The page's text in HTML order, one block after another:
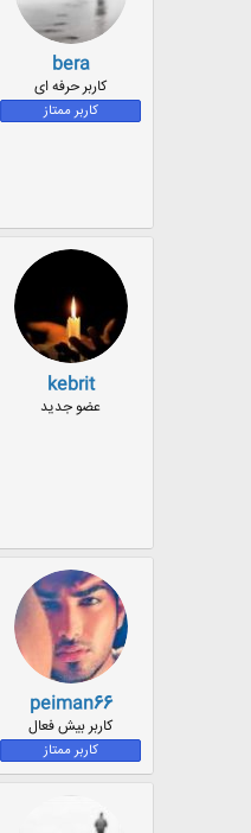
bera
کاربر حرفه ای
کاربر ممتاز
kebrit
عضو جدید
peiman66
کاربر بیش فعال
کاربر ممتاز